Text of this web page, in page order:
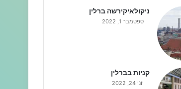
ניקולאיקירשה ברלין
ספטמבר 1, 2022
קניות בברלין
יוני 24, 2022